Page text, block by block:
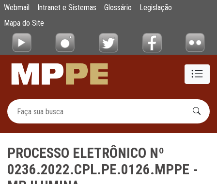
Pular para o Conteúdo principal
PROCESSO ELETRÔNICO Nº
Webmail Intranet e Sistemas Glossário
Legislação
Mapa do Site
PROCESSO ELETRÔNICO Nº
0236.2022.CPL.PE.0126.MPPE -